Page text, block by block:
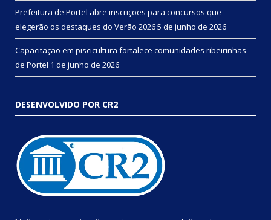
Prefeitura de Portel abre inscrições para concursos que
elegerão os destaques do Verão 20265 de junho de 2026
Capacitação em piscicultura fortalece comunidades ribeirinhas
de Portel 1 de junho de 2026
DESENVOLVIDO POR CR2